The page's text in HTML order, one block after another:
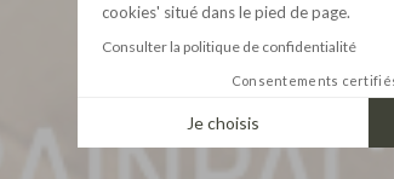
cookies' situé dans le pied de page.
Consulter la politique de confidentialité
Consentements
Je choisis